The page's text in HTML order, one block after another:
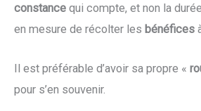
constance qui compte, et non la
en mesure de récolter les bénéfices
Il est préférable d’avoir sa propre «
pour s’en souvenir.